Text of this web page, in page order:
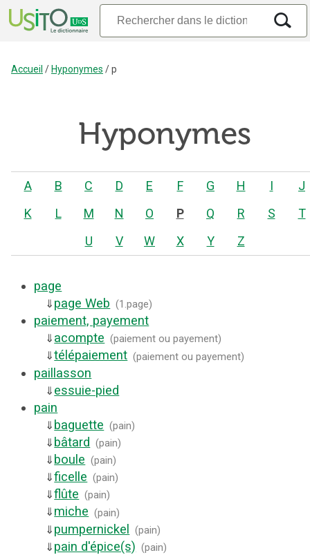
Accueil / Hyponymes /p
Hyponymes
A B C D E F G H I
J
K
L M N O P Q R S
T
U
V W X Y Z
page
⇓ page Web (1.page)
paiement, payement
⇓ acompte (paiement ou payement)
⇓télépaiement (paiement ou payement)
paillasson
⇓ essuie-pied
pain
⇓ baguette (pain)
⇓ bâtard (pain)
⇓ boule (pain)
⇓ficelle (pain)
⇓flûte (pain)
⇓ miche (pain)
⇓ pumpernickel (pain)
⇓ pain d'épice(s) (pain)